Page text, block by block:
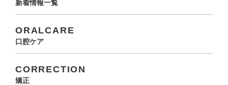
新着情報一覧
ORALCARE
口腔ケア
CORRECTION
矯正